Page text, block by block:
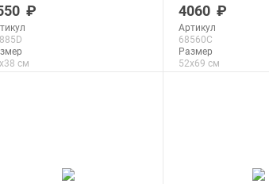
на холсте
см
4060
Артикул
68560C
Размер
52x69 см